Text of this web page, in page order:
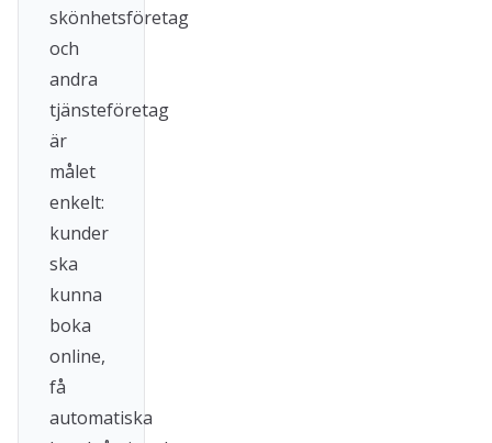
skönhetsföretag
och
andra
tjänsteföretag
är
målet
enkelt:
kunder
ska
kunna
boka
online,
få
automatiska